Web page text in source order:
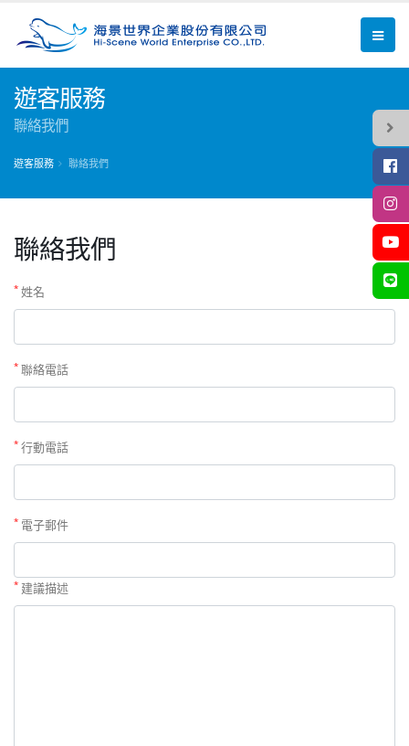
遊客服務
聯絡我們
遊客服務 聯絡我們
聯絡我們
* 姓名
* 聯絡電話
* 行動電話
* 電子郵件
* 建議描述